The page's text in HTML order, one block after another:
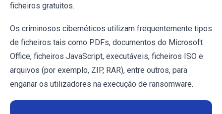
ficheiros gratuitos.
Os criminosos cibernéticos utilizam frequentemente tipos
de ficheiros tais como PDFs, documentos do Microsoft
Office, ficheiros JavaScript, executáveis, ficheiros ISO e
arquivos (por exemplo, ZIP, RAR), entre outros, para
enganar os utilizadores na execução de ransomware.